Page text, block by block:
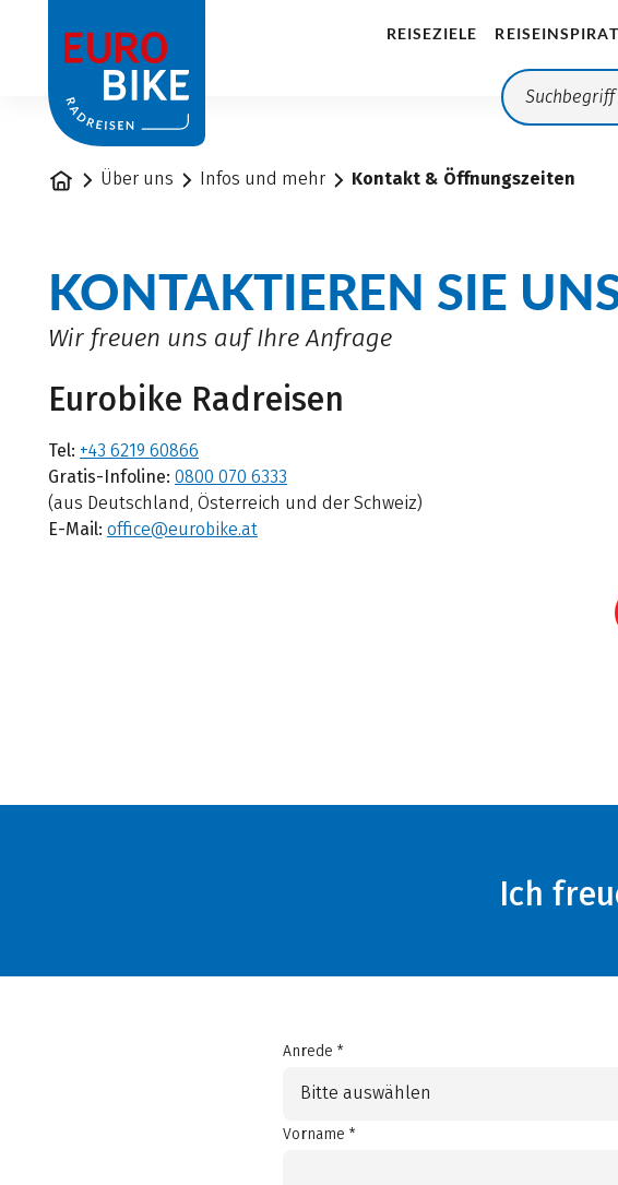
REISEZIELE
StartseiteÜber uns Infos und mehr Kontakt & Öffnungszeiten
KONTAKTIEREN SIE
Wir freuen uns auf Ihre Anfrage
Eurobike Radreisen
Tel: +43 6219 60866
Gratis-Infoline: 0800 070 6333
(aus Deutschland, Österreich und der Schweiz)
E-Mail: office@eurobike.at
Ich
Anrede *
Bitte auswählen
Vorname *